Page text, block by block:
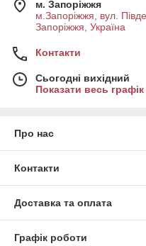
м. Запоріжжя
м.Запоріжжя, вул.
Запоріжжя, Україна
Контакти
Сьогодні вихідний
Показати весь
Про нас
Контакти
Доставка та оплата
Графік роботи